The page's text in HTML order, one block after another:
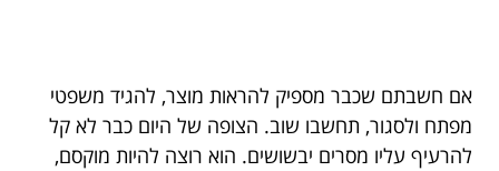
אם חשבתם שכבר מספיק להראות מוצר, להגיד משפטי
מפתח ולסגור, תחשבו שוב. הצופה של היום כבר לא קל
להרעיף עליו מסרים יבשושים. הוא רוצה להיות מוקסם,